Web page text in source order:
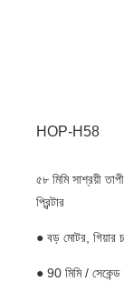
HOP-H58
৫৮ মিমি সাশ্রয়ী
প্রিন্টার
● বড় মোটর, গিয়ার
● 90 মিমি /